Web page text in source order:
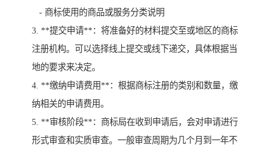
- 商标使用的商品或服务分类说明
3. **提交申请**：将准备好的材料提交至或地区的商标
注册机构。可以选择线上提交或线下递交，具体根据当
地的要求来决定。
4. **缴纳申请费用**：根据商标注册的类别和数量，缴
纳相关的申请费用。
5. **审核阶段**：商标局在收到申请后，会对申请进行
形式审查和实质审查。一般审查周期为几个月到一年不